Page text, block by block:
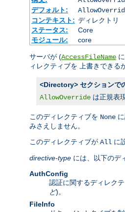
デフォルト:
コンテキスト: ディレクトリ
ステータス:
Core
モジュール:
core
サーバが (AccessFileName
ィレクティブを 上書きできる
<Directory> セクションで
AllowOverride は正規表
このディレクティブを None
みさえしません。
このディレクティブが All に
directive-type には、以下のデ
AuthConfig
認証に関するディレク
ど)。
FileInfo